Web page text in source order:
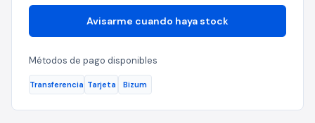
Avisarme cuando haya stock
Métodos de pago disponibles
Transferencia Tarjeta Bizum